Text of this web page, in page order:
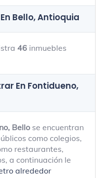
Bello, Antioquia
46 inmuebles
En Fontidueno,
Bello se encuentran
como colegios,
restaurantes,
a continuación le
alrededor